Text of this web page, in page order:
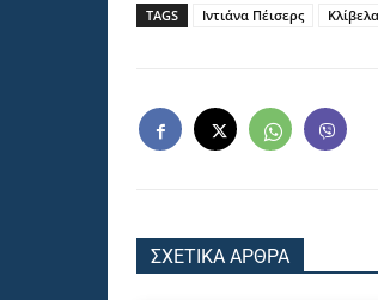
TAGS Ιντιάνα Πέισερς
ΣΧΕΤΙΚΑ ΑΡΘΡΑ